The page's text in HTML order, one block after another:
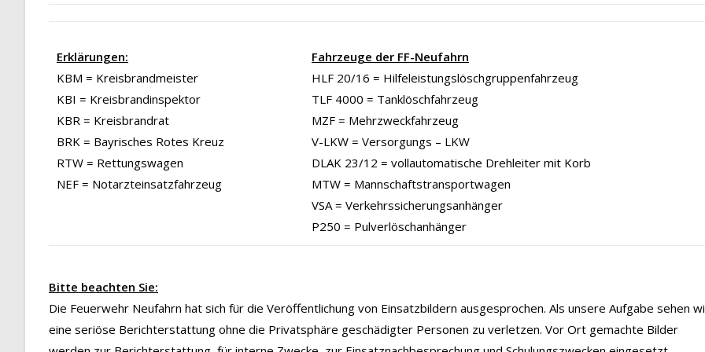
Erklärungen:
KBM = Kreisbrandmeister
KBI = Kreisbrandinspektor
KBR = Kreisbrandrat
BRK = Bayrisches Rotes Kreuz
RTW = Rettungswagen
NEF = Notarzteinsatzfahrzeug
Fahrzeuge der FF-Neufahrn
HLF 20/16 = Hilfeleistungslöschgruppenfahrzeug
TLF 4000 = Tanklöschfahrzeug
MZF = Mehrzweckfahrzeug
V-LKW = Versorgungs – LKW
DLAK 23/12 = vollautomatische Drehleiter mit Korb
MTW = Mannschaftstransportwagen
VSA = Verkehrssicherungsanhänger
P250 = Pulverlöschanhänger
Bitte beachten Sie:
Die Feuerwehr Neufahrn hat sich für die Veröffentlichung von Einsatzbildern ausgesprochen. Als unsere Aufgabe sehen
eine seriöse Berichterstattung ohne die Privatsphäre geschädigter Personen zu verletzen. Vor Ort gemachte Bilder